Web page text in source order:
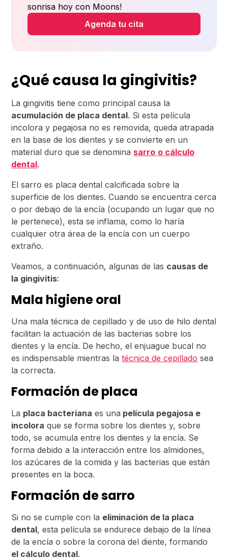
sonrisa hoy con Moons!
Agenda tu cita
¿Qué causa la gingivitis?
La gingivitis tiene como principal causa la
acumulación de placa dental. Si esta película
incolora y pegajosa no es removida, queda atrapada
en la base de los dientes y se convierte en un
material duro que se denomina sarro o cálculo
dental.
El sarro es placa dental calcificada sobre la
superficie de los dientes. Cuando se encuentra cerca
o por debajo de la encía (ocupando un lugar que no
le pertenece), esta se inflama, como lo haría
cualquier otra área de la encía con un cuerpo
extraño.
Veamos, a continuación, algunas de las causas de
la gingivitis:
Mala higiene oral
Una mala técnica de cepillado y de uso de hilo dental
facilitan la actuación de las bacterias sobre los
dientes y la encía. De hecho, el enjuague bucal no
es indispensable mientras latécnica de cepillado sea
la correcta.
Formación de placa
La placa bacteriana es una película pegajosa e
incolora que se forma sobre los dientes y, sobre
todo, se acumula entre los dientes y la encía. Se
forma debido a la interacción entre los almidones,
los azúcares de la comida y las bacterias que están
presentes en la boca.
Formación de sarro
Si no se cumple con la eliminación de la placa
dental, esta película se endurece debajo de la línea
de la encía o sobre la corona del diente, formando
el cálculo dental.